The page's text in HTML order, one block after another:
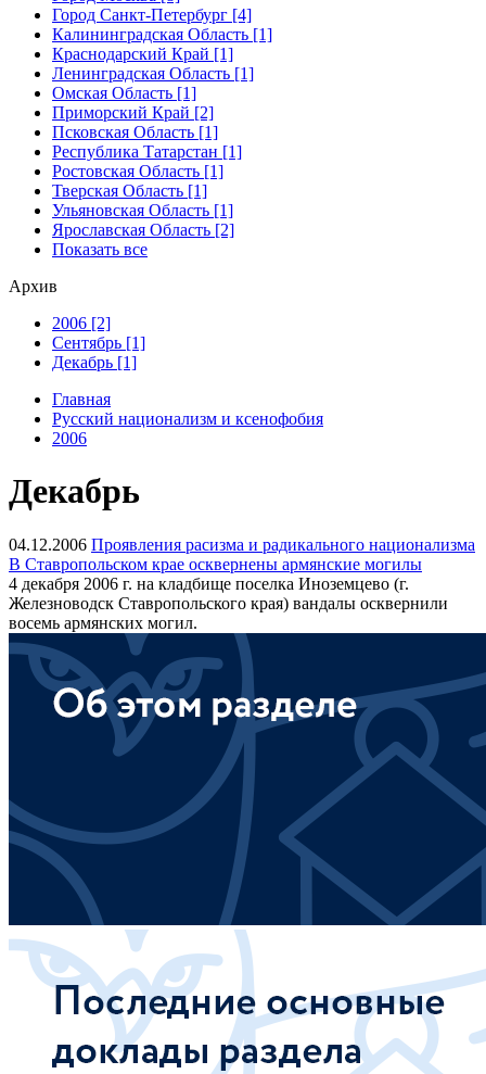
Город Санкт-Петербург [4]
Калининградская Область [1]
Краснодарский Край [1]
Ленинградская Область [1]
Омская Область [1]
Приморский Край [2]
Псковская Область [1]
Республика Татарстан [1]
Ростовская Область [1]
Тверская Область [1]
Ульяновская Область [1]
Ярославская Область [2]
Показать все
Архив
2006 [2]
Сентябрь [1]
Декабрь [1]
Главная
Русский национализм и ксенофобия
2006
Декабрь
04.12.2006 Проявления расизма и радикального национализма
В Ставропольском крае осквернены армянские могилы
4 декабря 2006 г. на кладбище поселка Иноземцево (г.
Железноводск Ставропольского края) вандалы осквернили
восемь армянских могил.